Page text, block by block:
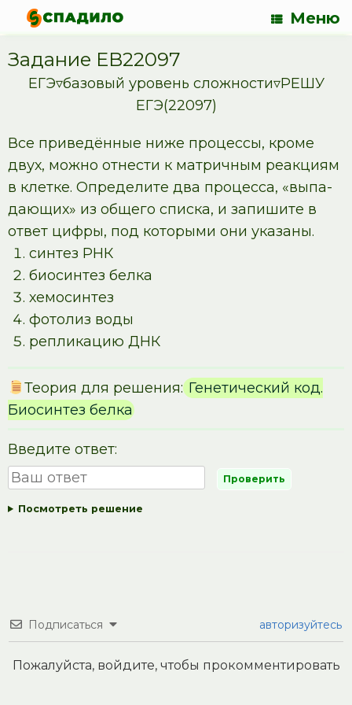
Меню
Задание EB22097
ЕГЭ▿базовый уровень сложности▿РЕШУ
ЕГЭ(22097)
Все при­ведённые ниже процессы, кроме
двух, можно отнести к матричным реакциям
в клетке. Определите два процесса, «вы­па­
да­ю­щих» из об­ще­го спис­ка, и за­пи­ши­те в
ответ цифры, под ко­то­ры­ми они ука­за­ны.
синтез РНК
биосинтез белка
хемосинтез
фотолиз воды
репликацию ДНК
Теория для решения:Генетический код.
Биосинтез белка
Введите ответ:
Посмотреть решение
Подписаться авторизуйтесь
Пожалуйста, войдите, чтобы прокомментировать